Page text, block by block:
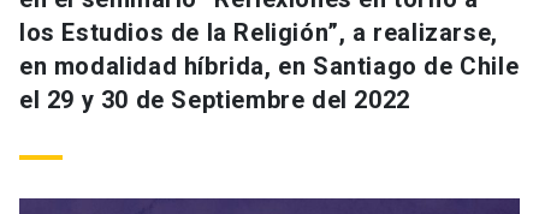
los Estudios de la Religión”, a realizarse,
en modalidad híbrida, en Santiago de Chile
el 29 y 30 de Septiembre del 2022